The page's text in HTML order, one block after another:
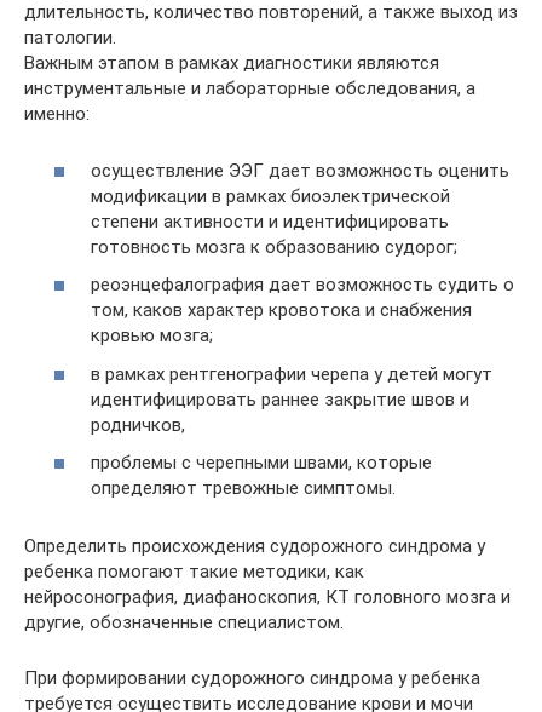
длительность, количество повторений, а также выход из
патологии.
Важным этапом в рамках диагностики являются
инструментальные и лабораторные обследования, а
именно:
осуществление ЭЭГ дает возможность оценить
модификации в рамках биоэлектрической
степени активности и идентифицировать
готовность мозга к образованию судорог;
реоэнцефалография дает возможность судить о
том, каков характер кровотока и снабжения
кровью мозга;
в рамках рентгенографии черепа у детей могут
идентифицировать раннее закрытие швов и
родничков,
проблемы с черепными швами, которые
определяют тревожные симптомы.
Определить происхождения судорожного синдрома у
ребенка помогают такие методики, как
нейросонография, диафаноскопия, КТ головного мозга и
другие, обозначенные специалистом.
При формировании судорожного синдрома у ребенка
требуется осуществить исследование крови и мочи